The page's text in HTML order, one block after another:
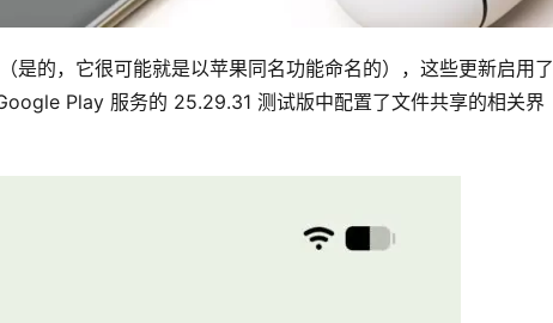
的，它很可能就是以苹果同名功能命名的），这些更新启用了
Play 服务的 25.29.31 测试版中配置了文件共享的相关界